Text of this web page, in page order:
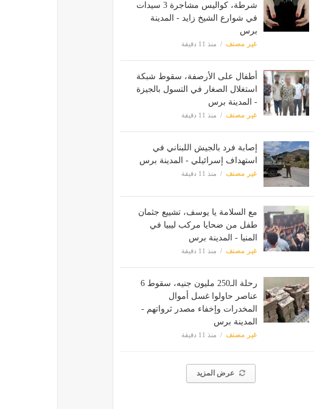
شرطة، كواليس مشاجرة 3 سيدات
في شوارع الشيخ زايد - المدينة
برس
غير مصنف منذ 11 دقيقة
أطفال على الأرصفة، سقوط شبكة
استغلال الصغار في التسول بالجيزة
- المدينة برس
غير مصنف منذ 11 دقيقة
إصابة فرد بالجيش اللبناني في
استهداف إسرائيلي - المدينة برس
غير مصنف منذ 11 دقيقة
مع السلامة يا يوسف، تشييع جثمان
طفل من ضحايا مركب ليبيا في
المنيا - المدينة برس
غير مصنف منذ 11 دقيقة
رحلة الـ250 مليون جنيه، سقوط 6
عناصر حاولوا غسل أموال
المخدرات وإخفاء مصدر ثرواتهم -
المدينة برس
غير مصنف منذ 11 دقيقة
عرض المزيد